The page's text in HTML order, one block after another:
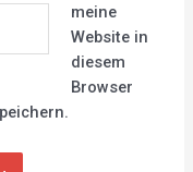
meine
Website in
diesem
Browser